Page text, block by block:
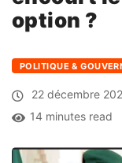
option ?
POLITIQUE &
22 décembre
14 minutes read